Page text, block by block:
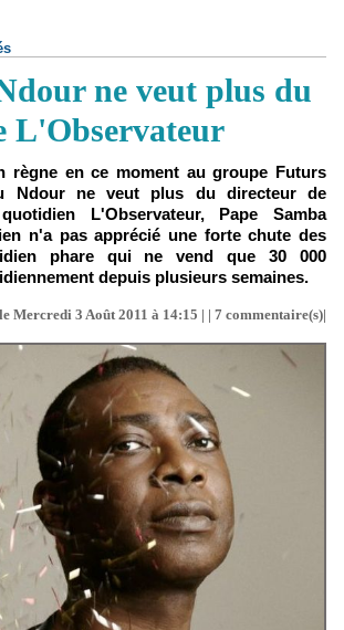
ne veut plus du
L'Observateur
règne en ce moment au groupe Futurs
Ndour ne veut plus du directeur de
L'Observateur, Pape Samba
n'a pas apprécié une forte chute des
phare qui ne vend que 30 000
depuis plusieurs semaines.
Mercredi 3 Août 2011 à 14:15 | | 7 commentaire(s)|